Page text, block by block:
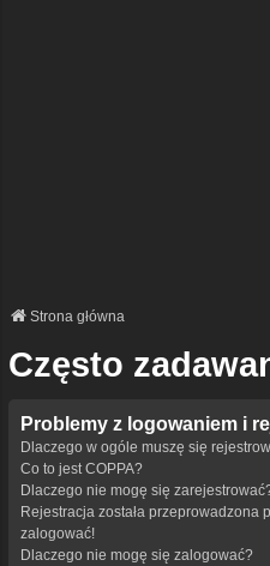
Strona główna
Często
Problemy z logowaniem i
Dlaczego w ogóle muszę się
Co to jest COPPA?
Dlaczego nie mogę się
Rejestracja została przeprowadzona
zalogować!
Dlaczego nie mogę się zalogować?